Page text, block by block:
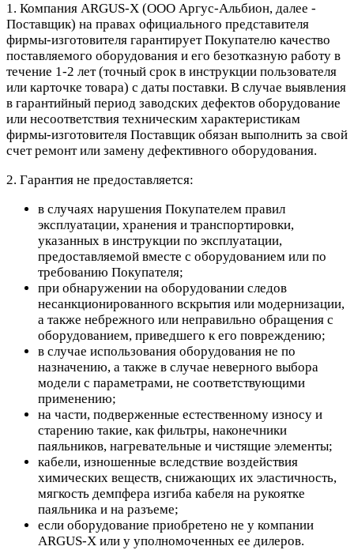
1. Компания ARGUS-X (ООО Аргус-Альбион, далее -
Поставщик) на правах официального представителя
фирмы-изготовителя гарантирует Покупателю качество
поставляемого оборудования и его безотказную работу в
течение 1-2 лет (точный срок в инструкции пользователя
или карточке товара) с даты поставки. В случае выявления
в гарантийный период заводских дефектов оборудование
или несоответствия техническим характеристикам
фирмы-изготовителя Поставщик обязан выполнить за свой
счет ремонт или замену дефективного оборудования.
2. Гарантия не предоставляется:
в случаях нарушения Покупателем правил
эксплуатации, хранения и транспортировки,
указанных в инструкции по эксплуатации,
предоставляемой вместе с оборудованием или по
требованию Покупателя;
при обнаружении на оборудовании следов
несанкционированного вскрытия или модернизации,
а также небрежного или неправильно обращения с
оборудованием, приведшего к его повреждению;
в случае использования оборудования не по
назначению, а также в случае неверного выбора
модели с параметрами, не соответствующими
применению;
на части, подверженные естественному износу и
старению такие, как фильтры, наконечники
паяльников, нагревательные и чистящие элементы;
кабели, изношенные вследствие воздействия
химических веществ, снижающих их эластичность,
мягкость демпфера изгиба кабеля на рукоятке
паяльника и на разъеме;
если оборудование приобретено не у компании
ARGUS-X или у уполномоченных ее дилеров.